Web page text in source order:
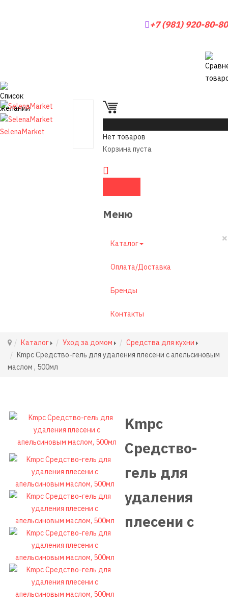
+7 (981) 920-80-80
SelenaMarket
Нет товаров
Корзина пуста
Меню
×
Каталог
Оплата/Доставка
Бренды
Контакты
Каталог Уход за домом
Средства для кухни
Kmpc Средство-гель для удаления плесени c апельсиновым
маслом , 500мл
Kmpc
Средство-
гель для
удаления
плесени c